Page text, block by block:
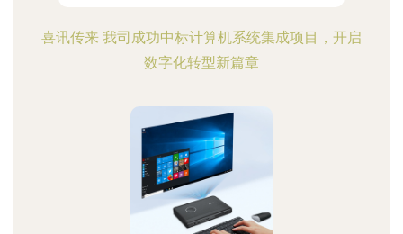
喜讯传来 我司成功中标计算机系统集成项目，开启
数字化转型新篇章